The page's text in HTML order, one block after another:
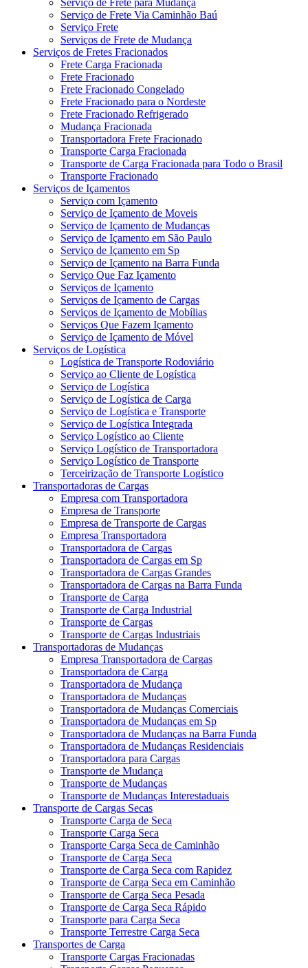
Serviço de Frete para Mudança
Serviço de Frete Via Caminhão Baú
Serviço Frete
Serviços de Frete de Mudança
Serviços de Fretes Fracionados
Frete Carga Fracionada
Frete Fracionado
Frete Fracionado Congelado
Frete Fracionado para o Nordeste
Frete Fracionado Refrigerado
Mudança Fracionada
Transportadora Frete Fracionado
Transporte Carga Fracionada
Transporte de Carga Fracionada para Todo o Brasil
Transporte Fracionado
Serviços de Içamentos
Serviço com Içamento
Serviço de Içamento de Moveis
Serviço de Içamento de Mudanças
Serviço de Içamento em São Paulo
Serviço de Içamento em Sp
Serviço de Içamento na Barra Funda
Serviço Que Faz Içamento
Serviços de Içamento
Serviços de Içamento de Cargas
Serviços de Içamento de Mobílias
Serviços Que Fazem Içamento
Serviço de Içamento de Móvel
Serviços de Logística
Logística de Transporte Rodoviário
Serviço ao Cliente de Logística
Serviço de Logística
Serviço de Logística de Carga
Serviço de Logística e Transporte
Serviço de Logística Integrada
Serviço Logístico ao Cliente
Serviço Logístico de Transportadora
Serviço Logístico de Transporte
Terceirização de Transporte Logístico
Transportadoras de Cargas
Empresa com Transportadora
Empresa de Transporte
Empresa de Transporte de Cargas
Empresa Transportadora
Transportadora de Cargas
Transportadora de Cargas em Sp
Transportadora de Cargas Grandes
Transportadora de Cargas na Barra Funda
Transporte de Carga
Transporte de Carga Industrial
Transporte de Cargas
Transporte de Cargas Industriais
Transportadoras de Mudanças
Empresa Transportadora de Cargas
Transportadora de Carga
Transportadora de Mudança
Transportadora de Mudanças
Transportadora de Mudanças Comerciais
Transportadora de Mudanças em Sp
Transportadora de Mudanças na Barra Funda
Transportadora de Mudanças Residenciais
Transportadora para Cargas
Transporte de Mudança
Transporte de Mudanças
Transporte de Mudanças Interestaduais
Transporte de Cargas Secas
Transporte Carga de Seca
Transporte Carga Seca
Transporte Carga Seca de Caminhão
Transporte de Carga Seca
Transporte de Carga Seca com Rapidez
Transporte de Carga Seca em Caminhão
Transporte de Carga Seca Pesada
Transporte de Carga Seca Rápido
Transporte para Carga Seca
Transporte Terrestre Carga Seca
Transportes de Carga
Transporte Cargas Fracionadas